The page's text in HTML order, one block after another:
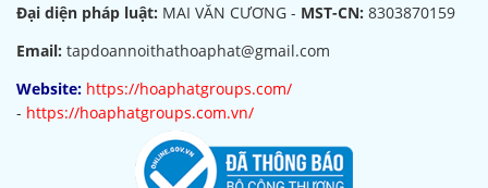
Đại diện pháp luật: MAI VĂN CƯƠNG - MST-CN: 8303870159
Email: tapdoannoithathoaphat@gmail.com
Website: https://hoaphatgroups.com/
- https://hoaphatgroups.com.vn/